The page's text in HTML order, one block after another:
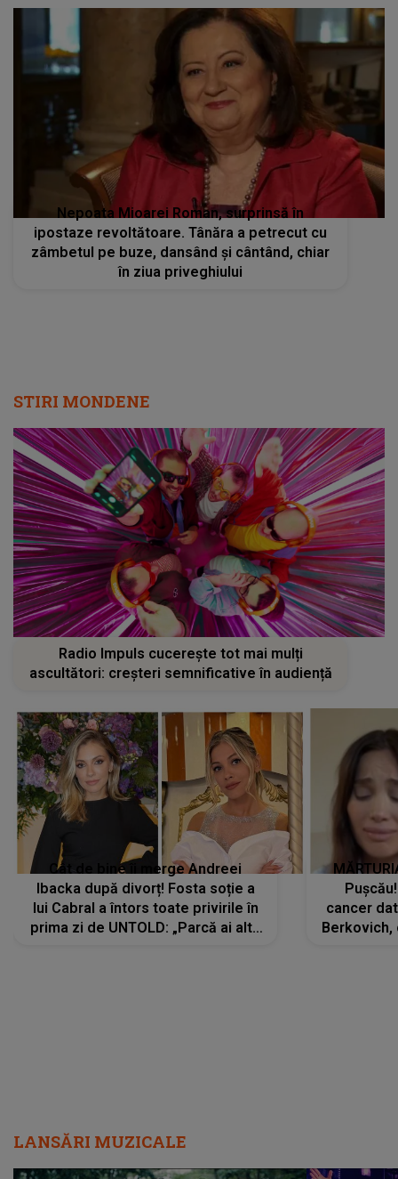
Nepoata Mioarei Roman, surprinsă în
ipostaze revoltătoare. Tânăra a petrecut cu
zâmbetul pe buze, dansând și cântând, chiar
în ziua priveghiului
STIRI MONDENE
Radio Impuls cucerește tot mai mulți
ascultători: creșteri semnificative în audiență
Cât de bine îi merge Andreei
Ibacka după divorț! Fosta soție a
lui Cabral a întors toate privirile în
prima zi de UNTOLD: „Parcă ai altă
cancer
Berkovich,
LANSĂRI MUZICALE